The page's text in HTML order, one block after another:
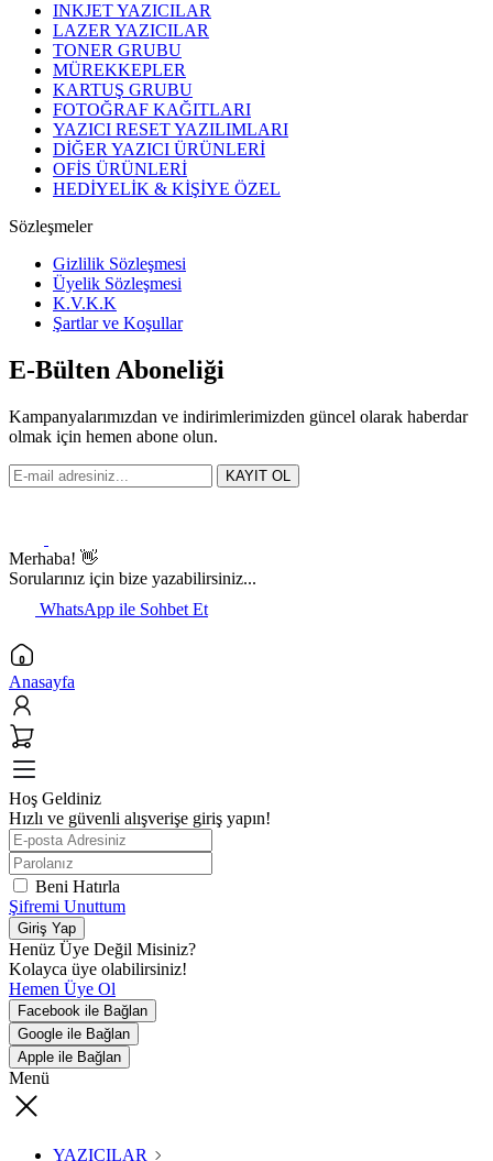
INKJET YAZICILAR
LAZER YAZICILAR
TONER GRUBU
MÜREKKEPLER
KARTUŞ GRUBU
FOTOĞRAF KAĞITLARI
YAZICI RESET YAZILIMLARI
DİĞER YAZICI ÜRÜNLERİ
OFİS ÜRÜNLERİ
HEDİYELİK & KİŞİYE ÖZEL
Sözleşmeler
Gizlilik Sözleşmesi
Üyelik Sözleşmesi
K.V.K.K
Şartlar ve Koşullar
E-Bülten Aboneliği
Kampanyalarımızdan ve indirimlerimizden güncel olarak haberdar
olmak için hemen abone olun.
KAYIT OL
Merhaba! 👋
Sorularınız için bize yazabilirsiniz...
WhatsApp ile Sohbet Et
Anasayfa
Hoş Geldiniz
Hızlı ve güvenli alışverişe giriş yapın!
Beni Hatırla
Şifremi Unuttum
Giriş Yap
Henüz Üye Değil Misiniz?
Kolayca üye olabilirsiniz!
Hemen Üye Ol
Facebook ile Bağlan
Google ile Bağlan
Apple ile Bağlan
Menü
YAZICILAR